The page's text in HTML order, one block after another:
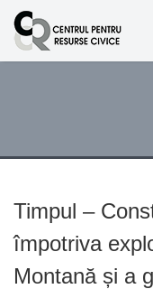
Timpul –
împotriva
Montană și a